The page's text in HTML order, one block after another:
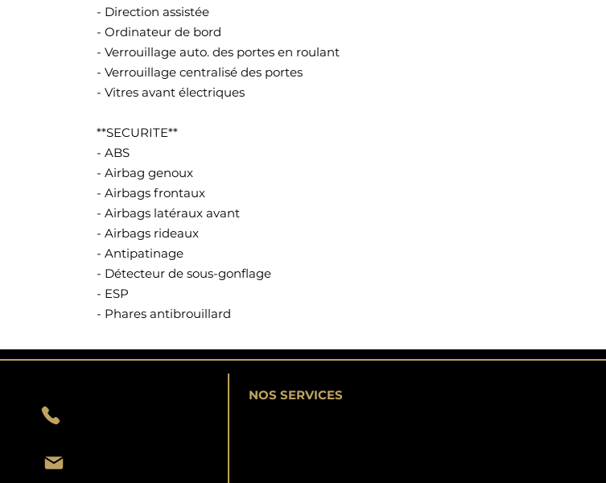
- Direction assistée
- Ordinateur de bord
- Verrouillage auto. des portes en roulant
- Verrouillage centralisé des portes
- Vitres avant électriques
**SECURITE**
- ABS
- Airbag genoux
- Airbags frontaux
- Airbags latéraux avant
- Airbags rideaux
- Antipatinage
- Détecteur de sous-gonflage
- ESP
- Phares antibrouillard
NOS SERVICES